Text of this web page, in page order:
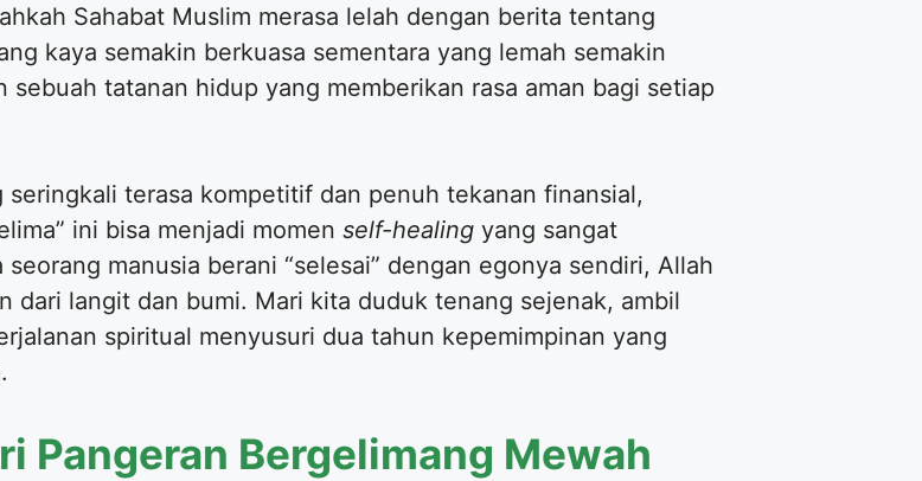
Sahabat Muslim merasa lelah dengan berita tentang
kaya semakin berkuasa sementara yang lemah semakin
tatanan hidup yang memberikan rasa aman bagi setiap
terasa kompetitif dan penuh tekanan finansial,
ini bisa menjadi momen self-healing yang sangat
manusia berani “selesai” dengan egonya sendiri, Allah
dari langit dan bumi. Mari kita duduk tenang sejenak, ambil
spiritual menyusuri dua tahun kepemimpinan yang
Pangeran Bergelimang Mewah